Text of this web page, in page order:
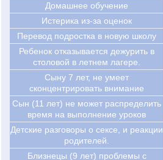
Домашнее обучение
Истерика из-за оценок
Перевод подростка в новую школу
Ребенок отказывается дежурить в
столовой в летнем лагере.
Cыну 7 лет, не умеет
сконцентрировать внимание
Сын (11 лет) не может распределить
время на выполнение уроков
Детские разговоры о сексе, и реакции
родителей.
Близнецы (9 лет) проблемы с